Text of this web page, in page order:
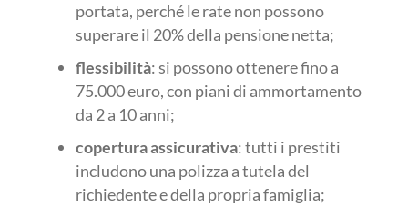
portata, perché le rate non possono
superare il 20% della pensione netta;
flessibilità: si possono ottenere fino a
75.000 euro, con piani di ammortamento
da 2 a 10 anni;
copertura assicurativa: tutti i prestiti
includono una polizza a tutela del
richiedente e della propria famiglia;